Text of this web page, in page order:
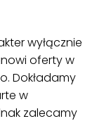
wyłącznie
oferty w
Dokładamy
w
zalecamy